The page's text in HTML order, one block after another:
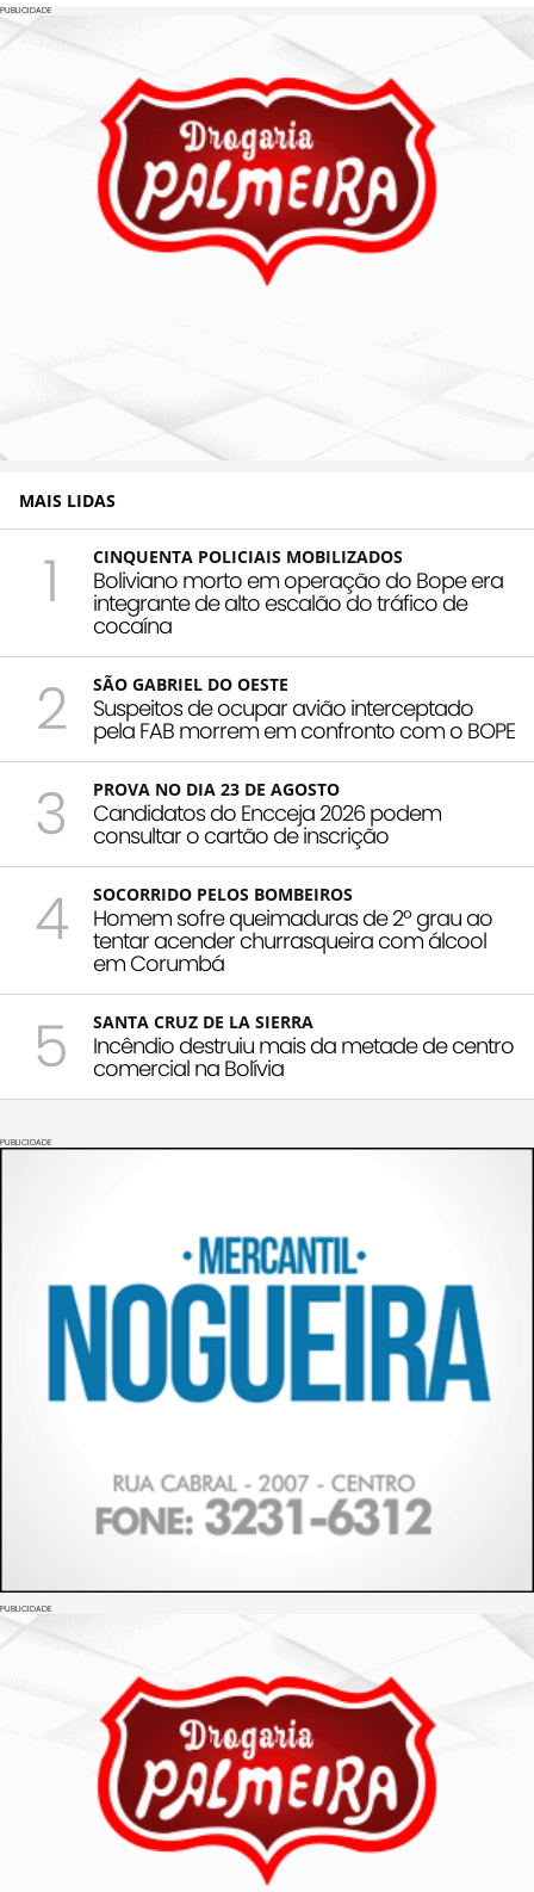
PUBLICIDADE
MAIS LIDAS
1 CINQUENTA POLICIAIS MOBILIZADOS
Boliviano morto em operação do Bope era
integrante de alto escalão do tráfico de
cocaína
2 SÃO GABRIEL DO OESTE
Suspeitos de ocupar avião interceptado
pela FAB morrem em confronto com o BOPE
3 PROVA NO DIA 23 DE AGOSTO
Candidatos do Encceja 2026 podem
consultar o cartão de inscrição
4 SOCORRIDO PELOS BOMBEIROS
Homem sofre queimaduras de 2º grau ao
tentar acender churrasqueira com álcool
em Corumbá
5 SANTA CRUZ DE LA SIERRA
Incêndio destruiu mais da metade de centro
comercial na Bolívia
PUBLICIDADE
PUBLICIDADE